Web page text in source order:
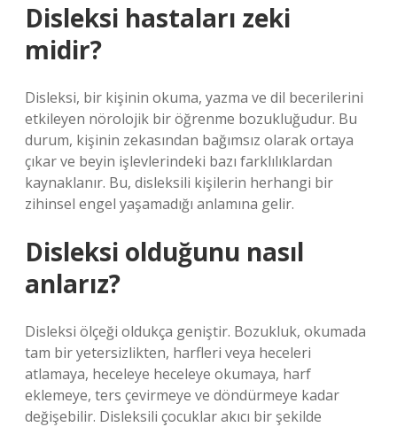
Disleksi hastaları zeki
midir?
Disleksi, bir kişinin okuma, yazma ve dil becerilerini
etkileyen nörolojik bir öğrenme bozukluğudur. Bu
durum, kişinin zekasından bağımsız olarak ortaya
çıkar ve beyin işlevlerindeki bazı farklılıklardan
kaynaklanır. Bu, disleksili kişilerin herhangi bir
zihinsel engel yaşamadığı anlamına gelir.
Disleksi olduğunu nasıl
anlarız?
Disleksi ölçeği oldukça geniştir. Bozukluk, okumada
tam bir yetersizlikten, harfleri veya heceleri
atlamaya, heceleye heceleye okumaya, harf
eklemeye, ters çevirmeye ve döndürmeye kadar
değişebilir. Disleksili çocuklar akıcı bir şekilde